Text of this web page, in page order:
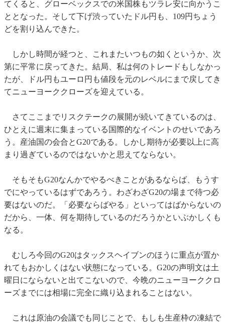
てくると、グローベックスでの米国株もツラレ安に向かうこ
ととなった。そして下げ渋っていたドル円も、109円ちょう
どを割り込んできた。
しかし時間が経つと、これまたいつもの如くというか、次
第に平常に戻ってきた。結局、私は何のトレードもしなかっ
たが、ドル円もユーロ円も値段を元のレベルにまで戻してき
てニューヨーククローズを迎えている。
さてここまでリスクテークの展開が続いてきているのは、
ひとえに週末に集まっている国際的なイベントのせいであろ
う。産油国の会合とG20である。しかし期待が必要以上に高
まり過ぎているのではないかと思えてならない。
そもそもG20なんかでやるべきことがあるならば、もうす
でにやっているはずであろう。わざわざG20の場まで待つ必
要はないのだ。「必要ならばやる」といってはばからないの
だから、一体、何を期待しているのだろうかといぶかしくも
なる。
むしろ今回のG20はタックスヘイブンのほうに重点が置か
れてもおかしくはない状態になっている。G20の声明文は土
曜日にならないと出てこないので、今晩のニューヨーククロ
ーズまでには相場に完全に織り込まれることはない。
これは原油の会議でも同じことで、もしも生産枠の凍結で